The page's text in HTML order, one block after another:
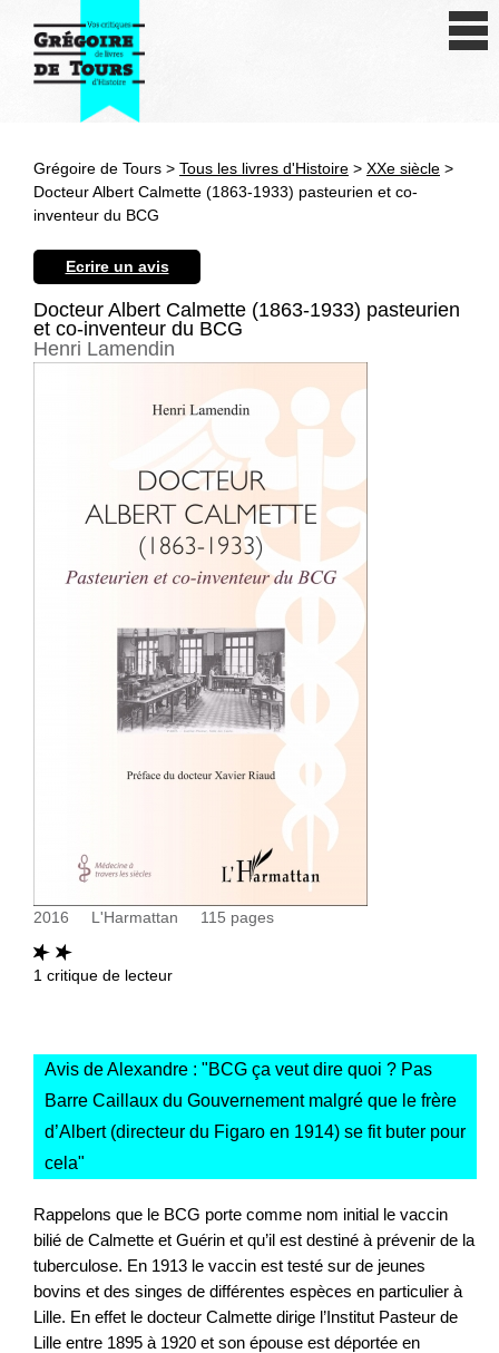
Antiquité
Révolution et XIXe siècle
Autres civilisations
Thématiques
Grégoire de Tours > Tous les livres d'Histoire > XXe siècle >
Docteur Albert Calmette (1863-1933) pasteurien et co-
inventeur du BCG
Ecrire un avis
Docteur Albert Calmette (1863-1933) pasteurien
et co-inventeur du BCG
Henri Lamendin
2016 L'Harmattan 115 pages
1 critique de lecteur
Avis de Alexandre : "BCG ça veut dire quoi ? Pas
Barre Caillaux du Gouvernement malgré que le frère
d’Albert (directeur du Figaro en 1914) se fit buter pour
cela"
Rappelons que le BCG porte comme nom initial le vaccin
bilié de Calmette et Guérin et qu’il est destiné à prévenir de la
tuberculose. En 1913 le vaccin est testé sur de jeunes
bovins et des singes de différentes espèces en particulier à
Lille. En effet le docteur Calmette dirige l’Institut Pasteur de
Lille entre 1895 à 1920 et son épouse est déportée en